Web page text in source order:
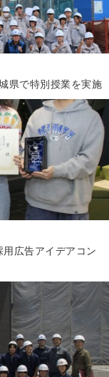
県で特別授業を実施
広告アイデアコン